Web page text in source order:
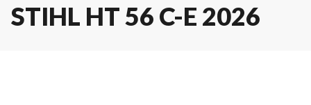
STIHL HT 56 C-E 2026